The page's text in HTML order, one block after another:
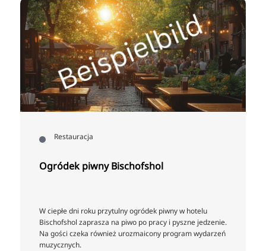
Restauracja
Ogródek piwny Bischofshol
W ciepłe dni roku przytulny ogródek piwny w hotelu
Bischofshol zaprasza na piwo po pracy i pyszne jedzenie.
Na gości czeka również urozmaicony program wydarzeń
muzycznych.